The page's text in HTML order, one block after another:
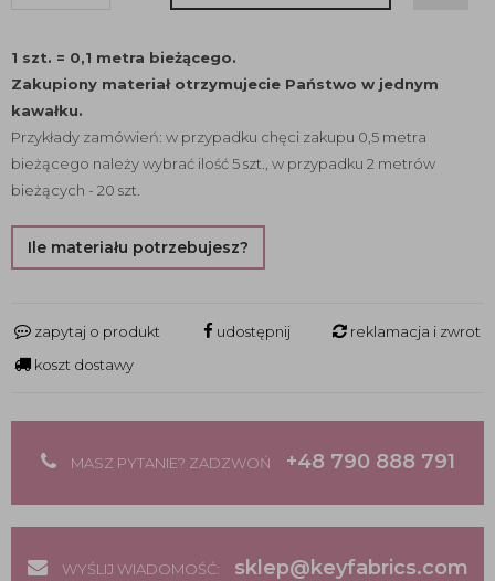
1 szt. = 0,1 metra bieżącego.
Zakupiony materiał otrzymujecie Państwo w jednym
kawałku.
Przykłady zamówień: w przypadku chęci zakupu 0,5 metra
bieżącego należy wybrać ilość 5 szt., w przypadku 2 metrów
bieżących - 20 szt.
Ile materiału potrzebujesz?
zapytaj o produkt udostępnij
reklamacja i zwrot
koszt dostawy
MASZ PYTANIE? ZADZWOŃ +48 790 888 791
WYŚLIJ WIADOMOŚĆ: sklep@keyfabrics.com